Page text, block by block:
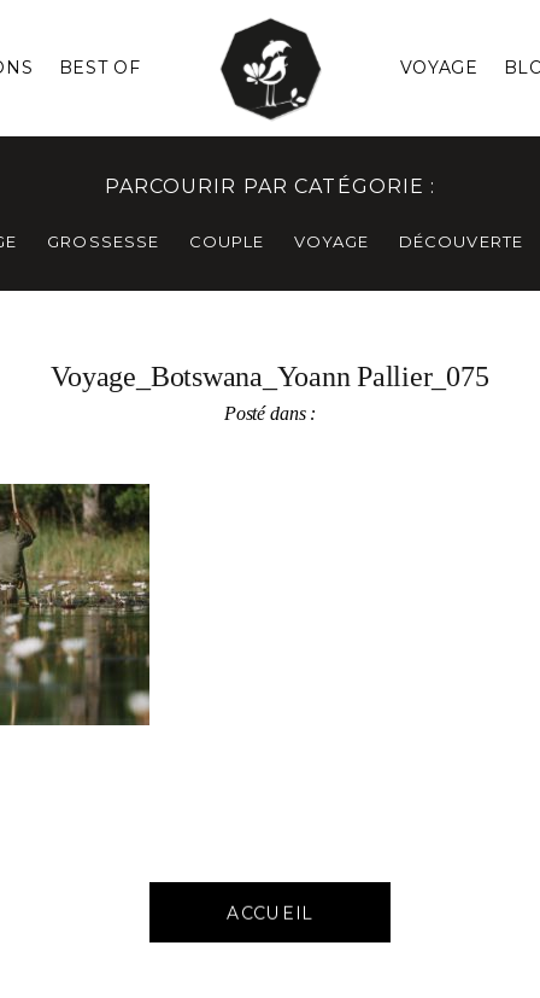
BEST OF VOYAGE
PARCOURIR PAR CATÉGORIE :
GROSSESSE COUPLE VOYAGE DÉCOUVERTE
Voyage_Botswana_Yoann Pallier_075
Posté dans :
ACCUEIL